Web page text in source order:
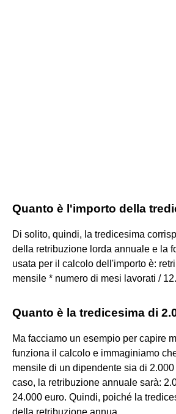
Quanto è l'importo della
Di solito, quindi, la tredicesima
della retribuzione lorda annuale e la
usata per il calcolo dell'importo è:
mensile * numero di mesi lavorati / 12.
Quanto è la tredicesima di
Ma facciamo un esempio per capire
funziona il calcolo e immaginiamo
mensile di un dipendente sia di 2.000
caso, la retribuzione annuale sarà:
24.000 euro. Quindi, poiché la
della retribuzione annua.